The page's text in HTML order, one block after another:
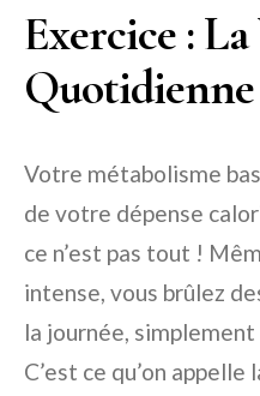
Exercice :
Votre métabolisme
de votre dépense
ce n’est pas tout !
intense, vous brûlez
la journée,
C’est ce qu’on appelle